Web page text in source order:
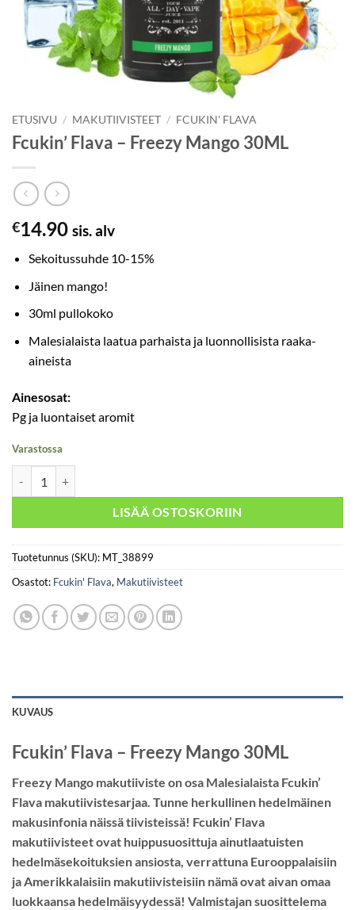
ETUSIVU / MAKUTIIVISTEET / FCUKIN' FLAVA
Fcukin’ Flava – Freezy Mango 30ML
€14.90 sis. alv
Sekoitussuhde 10-15%
Jäinen mango!
30ml pullokoko
Malesialaista laatua parhaista ja luonnollisista raaka-
aineista
Ainesosat:
Pg ja luontaiset aromit
Varastossa
LISÄÄ OSTOSKORIIN
Tuotetunnus (SKU): MT_38899
Osastot: Fcukin' Flava, Makutiivisteet
KUVAUS
Fcukin’ Flava – Freezy Mango 30ML
Freezy Mango makutiiviste on osa Malesialaista Fcukin’
Flava makutiivistesarjaa. Tunne herkullinen hedelmäinen
makusinfonia näissä tiivisteissä! Fcukin’ Flava
makutiivisteet ovat huippusuosittuja ainutlaatuisten
hedelmäsekoituksien ansiosta, verrattuna Eurooppalaisiin
ja Amerikkalaisiin makutiivisteisiin nämä ovat aivan omaa
luokkaansa hedelmäisyydessä! Valmistajan suosittelema